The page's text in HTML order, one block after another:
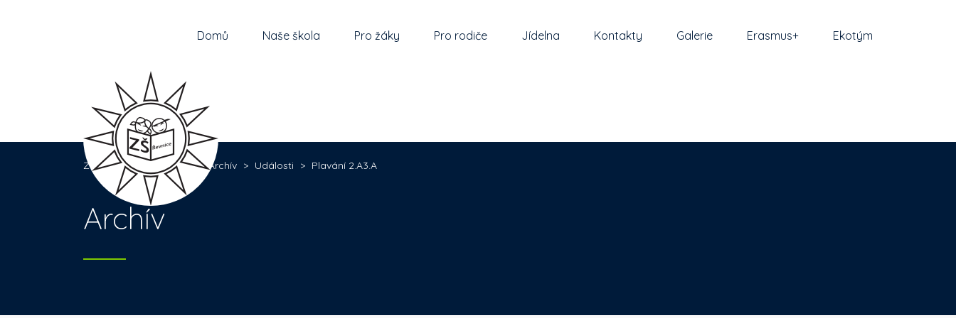
Domů Naše škola Pro žáky Pro rodiče Jídelna Kontakty Galerie Erasmus+ Ekotým
Základní škola Řevnice > Archív > Události > Plavání 2.A3.A
Archív